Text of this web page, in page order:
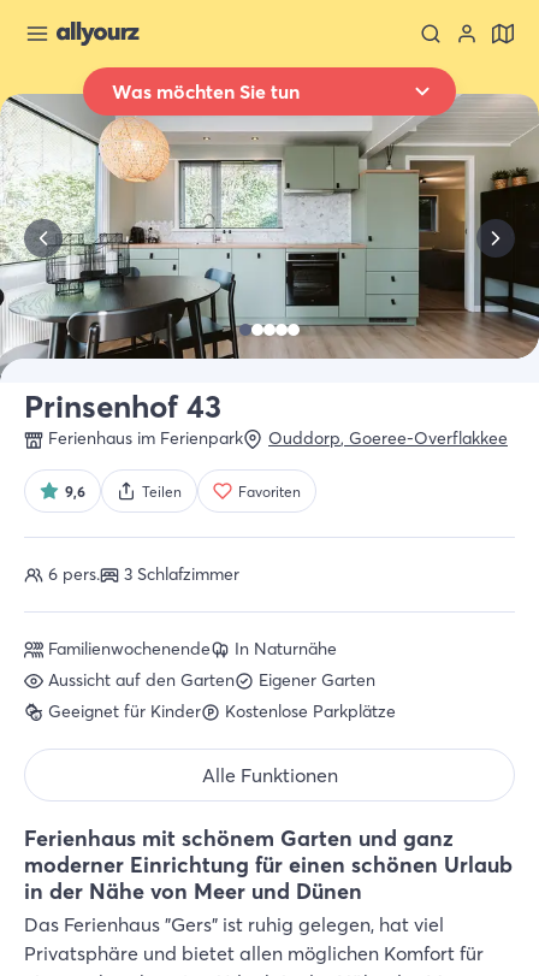
Was möchten Sie tun
Zurück zur Übersicht
Übernachten
Wo
Ganz Zeeland
Wann
Datum auswählen
Alle Arten
Wer
2 Gäste
Suche
Prinsenhof 43
Ferienhaus im Ferienpark Ouddorp, Goeree-Overflakkee
9,6 Teilen Favoriten
Ferienhaus mit schönem Garten und ganz
moderner Einrichtung für einen schönen Urlaub
in der Nähe von Meer und Dünen
Das Ferienhaus "Gers" ist ruhig gelegen, hat viel
Privatsphäre und bietet allen möglichen Komfort für
Familienwochenende
In Naturnähe
Aussicht auf den Garten
Eigener Garten
Geeignet für Kinder
Kostenlose Parkplätze
Alle Funktionen
6 pers. 3 Schlafzimmer